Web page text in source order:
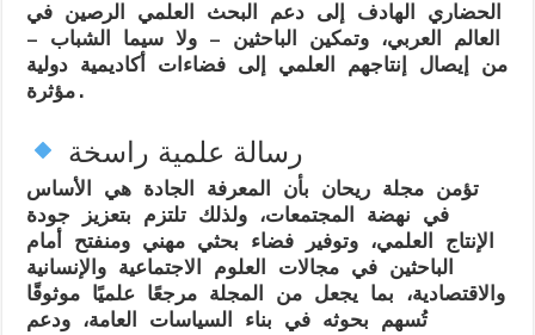
الحضاري الهادف إلى دعم البحث العلمي الرصين في
العالم العربي، وتمكين الباحثين – ولا سيما الشباب –
من إيصال إنتاجهم العلمي إلى فضاءات أكاديمية دولية
مؤثرة.
رسالة علمية راسخة
تؤمن مجلة ريحان بأن المعرفة الجادة هي الأساس
في نهضة المجتمعات، ولذلك تلتزم بتعزيز جودة
الإنتاج العلمي، وتوفير فضاء بحثي مهني ومنفتح أمام
الباحثين في مجالات العلوم الاجتماعية والإنسانية
والاقتصادية، بما يجعل من المجلة مرجعًا علميًا موثوقًا
تُسهم بحوثه في بناء السياسات العامة، ودعم